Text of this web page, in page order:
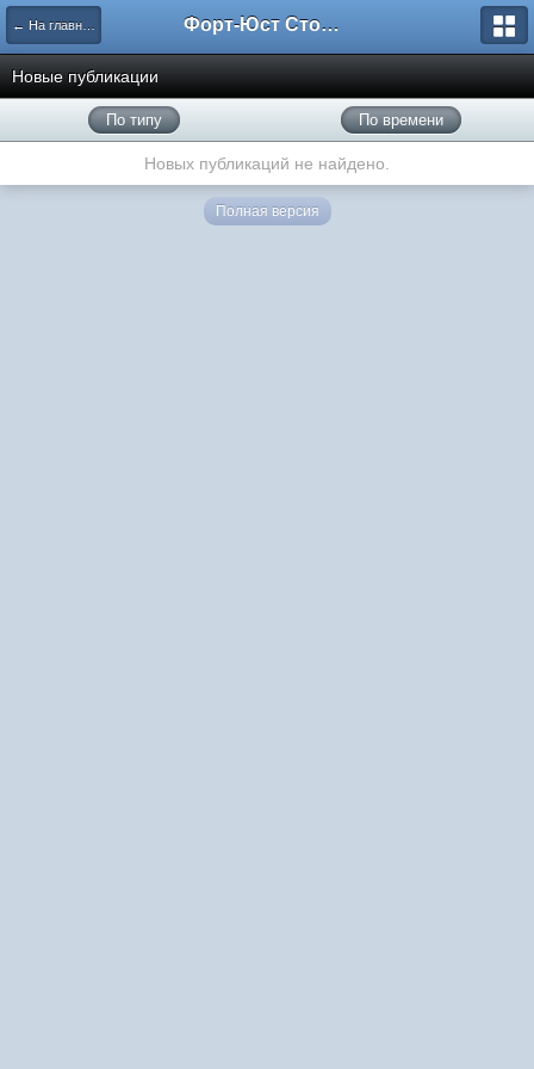
← На главную Форт-Юст Столица
Новые публикации
По типу По времени
Новых публикаций не найдено.
Полная версия